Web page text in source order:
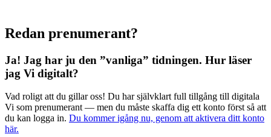
Redan prenumerant?
Ja! Jag har ju den ”vanliga” tidningen. Hur läser
jag Vi digitalt?
Vad roligt att du gillar oss! Du har självklart full tillgång till digitala
Vi som prenumerant — men du måste skaffa dig ett konto först så att
du kan logga in. Du kommer igång nu, genom att aktivera ditt konto
här.